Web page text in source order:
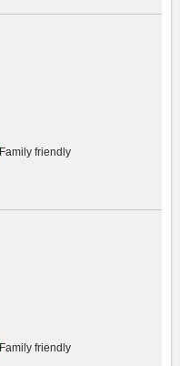
Family friendly
Family friendly